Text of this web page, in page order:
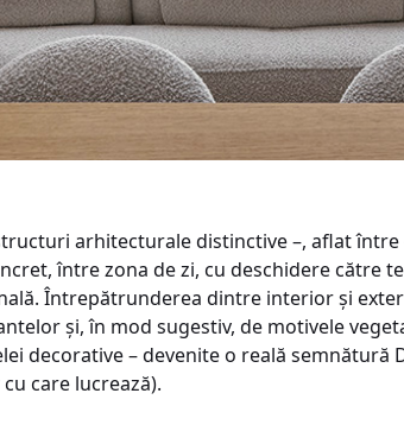
arhitecturale distinctive –, aflat
între zona de zi, cu deschidere către
Întrepătrunderea dintre interior și
și, în mod sugestiv, de motivele
decorative – devenite o reală
care lucrează).